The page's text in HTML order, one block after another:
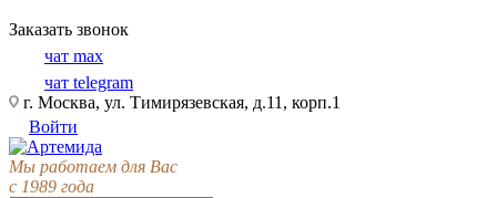
Заказать звонок
чат max
чат telegram
г. Москва, ул. Тимирязевская, д.11, корп.1
Войти
Мы работаем для Вас
с 1989 года